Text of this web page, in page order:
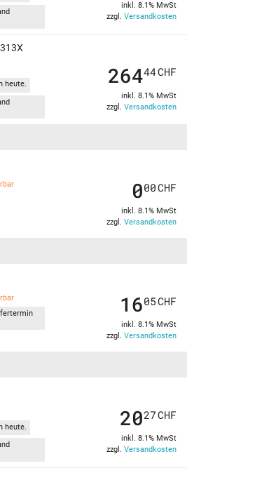
inkl. 8.1% MwSt
zzgl. Versandkosten
heute.
26444CHF
inkl. 8.1% MwSt
zzgl. Versandkosten
000CHF
inkl. 8.1% MwSt
zzgl. Versandkosten
1605CHF
inkl. 8.1% MwSt
zzgl. Versandkosten
heute.
2027CHF
inkl. 8.1% MwSt
zzgl. Versandkosten